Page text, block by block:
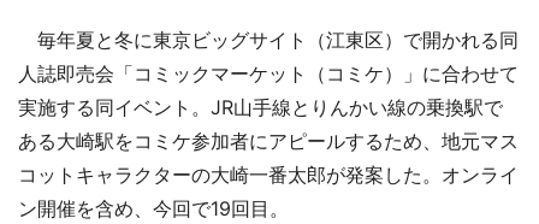
毎年夏と冬に東京ビッグサイト（江東区）で開かれる同
人誌即売会「コミックマーケット（コミケ）」に合わせて
実施する同イベント。JR山手線とりんかい線の乗換駅で
ある大崎駅をコミケ参加者にアピールするため、地元マス
コットキャラクターの大崎一番太郎が発案した。オンライ
ン開催を含め、今回で19回目。